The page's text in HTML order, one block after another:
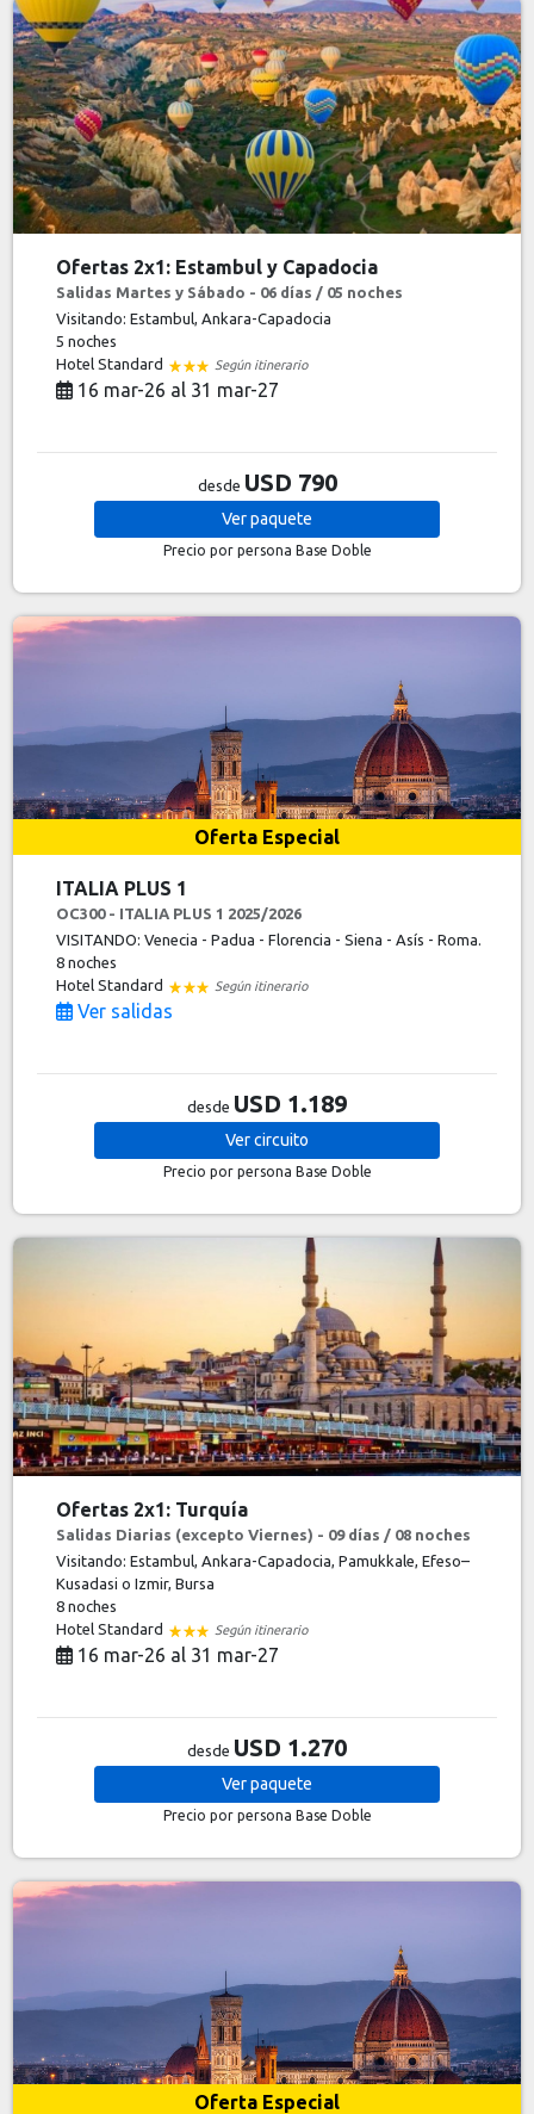
Ofertas 2x1: Estambul y Capadocia
Salidas Martes y Sábado - 06 días / 05 noches
Visitando: Estambul, Ankara-Capadocia
5 noches
Hotel Standard
Según itinerario
16 mar-26 al 31 mar-27
desde USD 790
Verpaquete
Precio por persona Base Doble
Oferta Especial
ITALIA PLUS 1
OC300 - ITALIA PLUS 1 2025/2026
VISITANDO: Venecia - Padua - Florencia - Siena - Asís - Roma.
8 noches
Hotel Standard
Según itinerario
Ver salidas
desde USD 1.189
Vercircuito
Precio por persona Base Doble
Ofertas 2x1: Turquía
Salidas Diarias (excepto Viernes) - 09 días / 08 noches
Visitando: Estambul, Ankara-Capadocia, Pamukkale, Efeso–
Kusadasi o Izmir, Bursa
8 noches
Hotel Standard
Según itinerario
16 mar-26 al 31 mar-27
desde USD 1.270
Verpaquete
Precio por persona Base Doble
Oferta Especial